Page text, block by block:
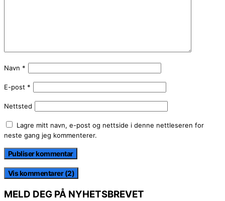
Navn *
E-post *
Nettsted
Lagre mitt navn, e-post og nettside i denne nettleseren for
neste gang jeg kommenterer.
Vis kommentarer (2)
MELD DEG PÅ NYHETSBREVET